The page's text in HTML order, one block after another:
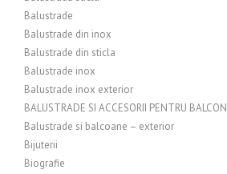
Balustrade
Balustrade din inox
Balustrade din sticla
Balustrade inox
Balustrade inox exterior
BALUSTRADE SI ACCESORII PENTRU BALCON
Balustrade si balcoane – exterior
Bijuterii
Biografie